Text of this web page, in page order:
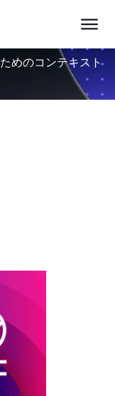
めのコンテキスト